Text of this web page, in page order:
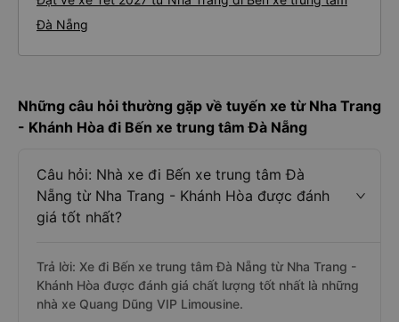
Đà Nẵng
Những câu hỏi thường gặp về tuyến xe từ Nha Trang
- Khánh Hòa đi Bến xe trung tâm Đà Nẵng
Câu hỏi: Nhà xe đi Bến xe trung tâm Đà
Nẵng từ Nha Trang - Khánh Hòa được đánh
giá tốt nhất?
Trả lời: Xe đi Bến xe trung tâm Đà Nẵng từ Nha Trang -
Khánh Hòa được đánh giá chất lượng tốt nhất là những
nhà xe Quang Dũng VIP Limousine.